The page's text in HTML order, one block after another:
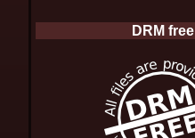
DRM free